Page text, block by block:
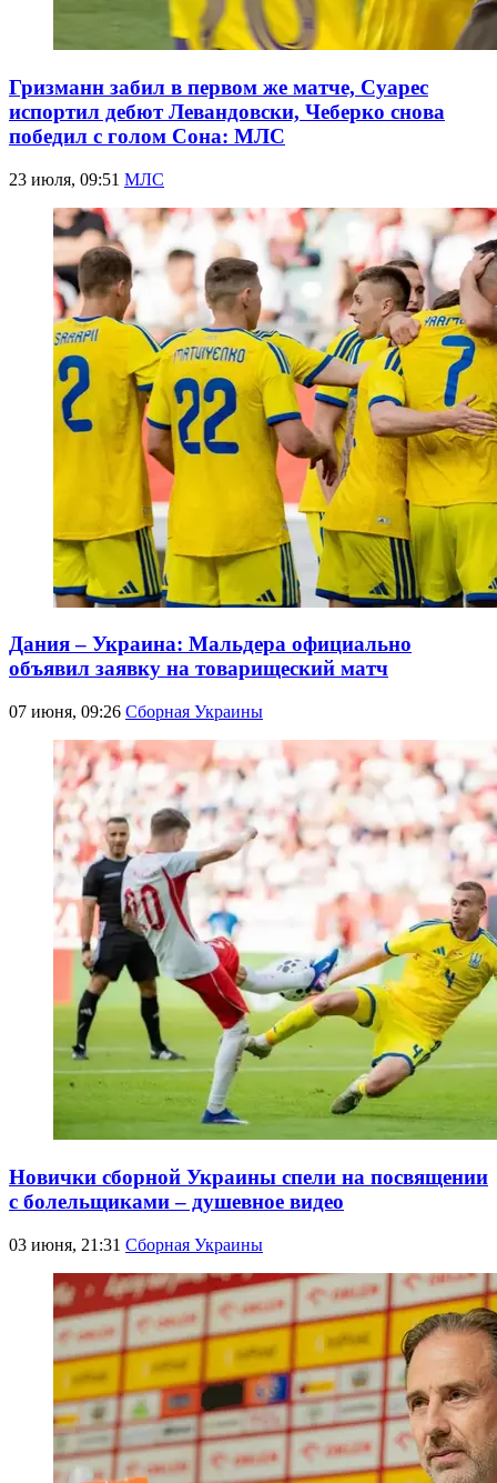
Гризманн забил в первом же матче, Суарес
испортил дебют Левандовски, Чеберко снова
победил с голом Сона: МЛС
23 июля, 09:51 МЛС
Дания – Украина: Мальдера официально
объявил заявку на товарищеский матч
07 июня, 09:26 Сборная Украины
Новички сборной Украины спели на посвящении
с болельщиками – душевное видео
03 июня, 21:31 Сборная Украины